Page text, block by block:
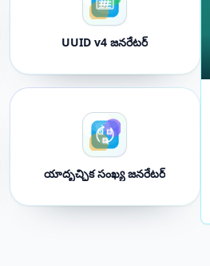
UUID v4 జనరేటర్
యాదృచ్ఛిక సంఖ్య జనరేటర్